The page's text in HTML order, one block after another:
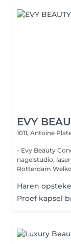
EVY
1011, Antoine
- Evy Beauty Concept Luxe kapper,
nagelstudio,
Haren
Proef kapsel